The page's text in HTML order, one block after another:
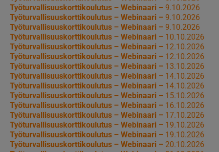
Työturvallisuuskorttikoulutus – Webinaari – 9.10.2026
Työturvallisuuskorttikoulutus – Webinaari – 9.10.2026
Työturvallisuuskorttikoulutus – Webinaari – 9.10.2026
Työturvallisuuskorttikoulutus – Webinaari – 10.10.2026
Työturvallisuuskorttikoulutus – Webinaari – 12.10.2026
Työturvallisuuskorttikoulutus – Webinaari – 12.10.2026
Työturvallisuuskorttikoulutus – Webinaari – 13.10.2026
Työturvallisuuskorttikoulutus – Webinaari – 14.10.2026
Työturvallisuuskorttikoulutus – Webinaari – 14.10.2026
Työturvallisuuskorttikoulutus – Webinaari – 15.10.2026
Työturvallisuuskorttikoulutus – Webinaari – 16.10.2026
Työturvallisuuskorttikoulutus – Webinaari – 17.10.2026
Työturvallisuuskorttikoulutus – Webinaari – 19.10.2026
Työturvallisuuskorttikoulutus – Webinaari – 19.10.2026
Työturvallisuuskorttikoulutus – Webinaari – 20.10.2026